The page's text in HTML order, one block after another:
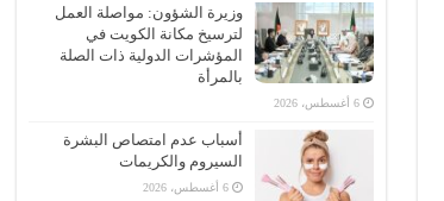
وزيرة الشؤون: مواصلة العمل
لترسيخ مكانة الكويت في
المؤشرات الدولية ذات الصلة
بالمرأة
6 أغسطس، 2026
أسباب عدم امتصاص البشرة
السيروم والكريمات
6 أغسطس، 2026